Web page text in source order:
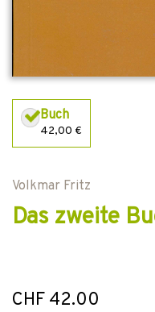
Buch
42,00 €
Volkmar Fritz
Das zweite
CHF 42.00